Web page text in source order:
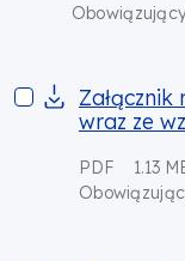
Załącznik nr 5
Załącznik
wraz ze
PDF
1.13